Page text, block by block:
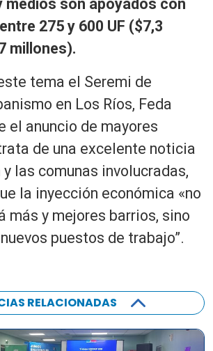
medios son apoyados con
275 y 600 UF ($7,3
millones).
tema el Seremi de
en Los Ríos, Feda
el anuncio de mayores
de una excelente noticia
las comunas involucradas,
la inyección económica «no
más y mejores barrios, sino
puestos de trabajo”.
RELACIONADAS